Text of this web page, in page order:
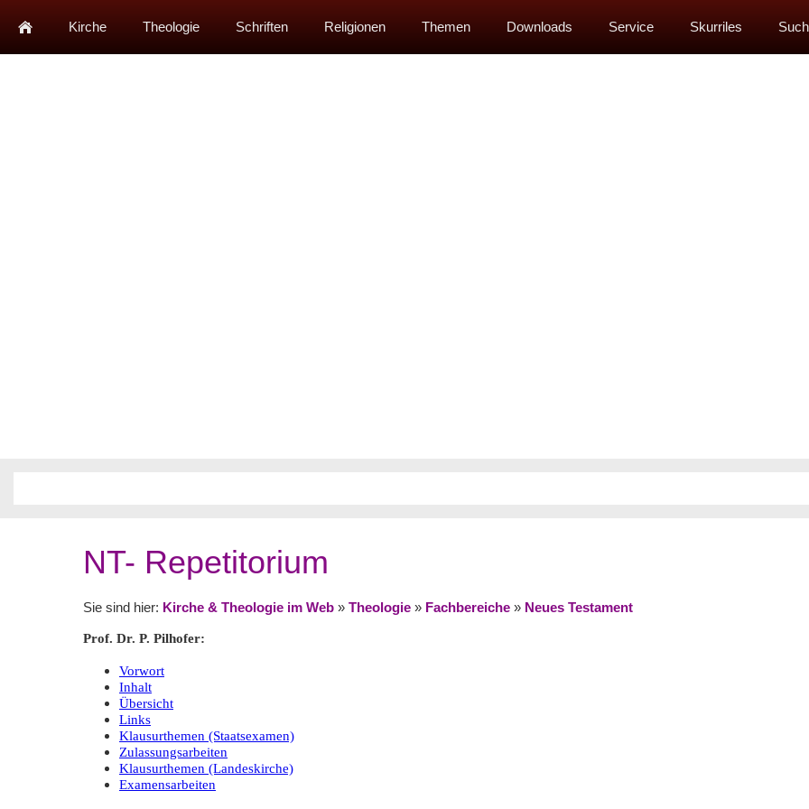
Kirche Theologie Schriften Religionen Themen Downloads Service Skurriles
NT- Repetitorium
Sie sind hier: Kirche & Theologie im Web » Theologie » Fachbereiche » Neues Testament
Prof. Dr. P. Pilhofer:
Vorwort
Inhalt
Übersicht
Links
Klausurthemen (Staatsexamen)
Zulassungsarbeiten
Klausurthemen (Landeskirche)
Examensarbeiten